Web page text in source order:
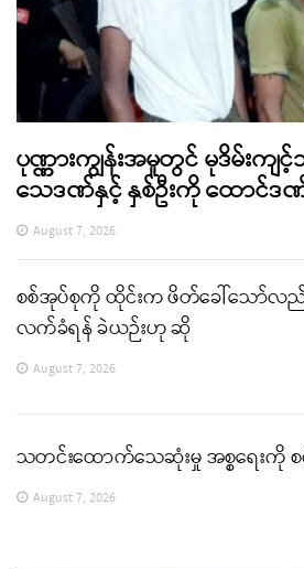
ပုဏ္ဏားကျွန်းအမှုတွင် မုဒိမ်း
သေဒဏ်နှင့် နှစ်ဦးကို ထောင်ဒဏ်
August 7, 2026
စစ်အုပ်စုကို ထိုင်းက ဖိတ်ခေါ်သော်
လက်ခံရန် ခဲယဉ်းဟု ဆို
August 7, 2026
သတင်းထောက်သေဆုံးမှု အစ္စရေးကို စ
August 7, 2026